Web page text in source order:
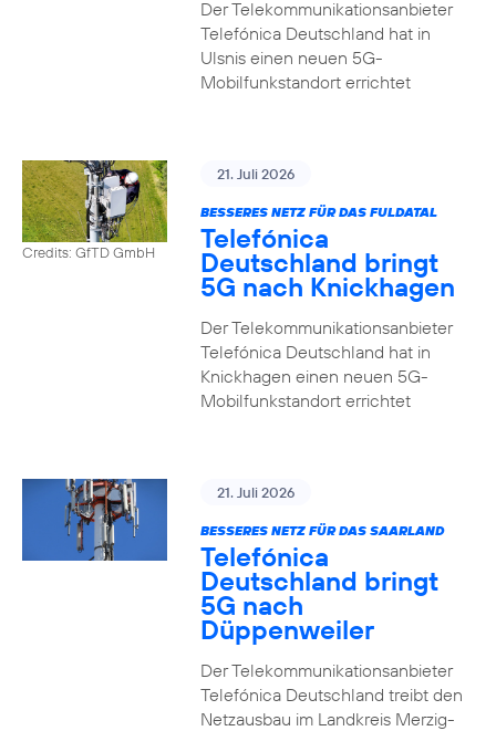
Der Telekommunikationsanbieter
Telefónica Deutschland hat in
Ulsnis einen neuen 5G-
Mobilfunkstandort errichtet
Credits: GfTD GmbH
21. Juli 2026
BESSERES NETZ FÜR DAS FULDATAL
Telefónica
Deutschland bringt
5G nach Knickhagen
Der Telekommunikationsanbieter
Telefónica Deutschland hat in
Knickhagen einen neuen 5G-
Mobilfunkstandort errichtet
21. Juli 2026
BESSERES NETZ FÜR DAS SAARLAND
Telefónica
Deutschland bringt
5G nach
Düppenweiler
Der Telekommunikationsanbieter
Telefónica Deutschland treibt den
Netzausbau im Landkreis Merzig-